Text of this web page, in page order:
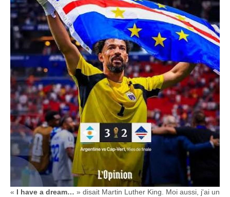
« I have a dream… » disait Martin Luther King. Moi aussi, j'ai un